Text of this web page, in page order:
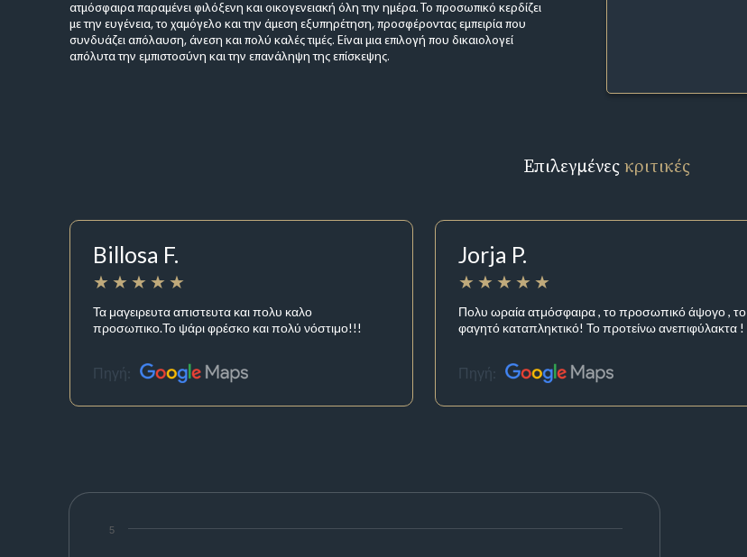
ατμόσφαιρα παραμένει φιλόξενη και οικογενειακή όλη την ημέρα. Το προσωπικό κερδίζει
με την ευγένεια, το χαμόγελο και την άμεση εξυπηρέτηση, προσφέροντας εμπειρία που
συνδυάζει απόλαυση, άνεση και πολύ καλές τιμές. Είναι μια επιλογή που δικαιολογεί
απόλυτα την εμπιστοσύνη και την επανάληψη της επίσκεψης.
Επιλεγμένεςκριτικές
Billosa F.
Τα μαγειρευτα απιστευτα και πολυ καλο
προσωπικο.Το ψάρι φρέσκο και πολύ νόστιμο!!!
Πηγή:
Jorja P.
Πολυ ωραία ατμόσφαιρα , το προσωπικό άψογο , το
φαγητό καταπληκτικό! Το προτείνω ανεπιφύλακτα !
Πηγή:
5